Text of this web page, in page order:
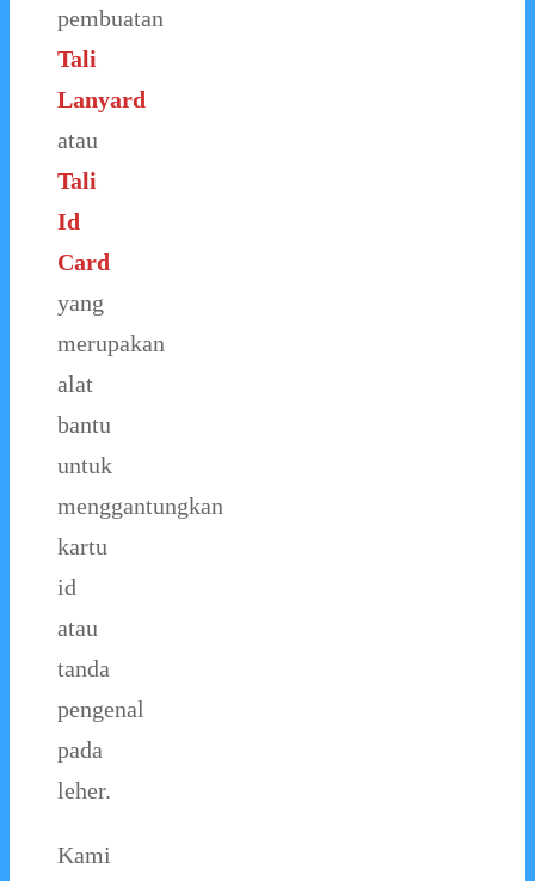
pembuatan
Tali
Lanyard
atau
Tali
Id
Card
yang
merupakan
alat
bantu
untuk
menggantungkan
kartu
id
atau
tanda
pengenal
pada
leher.
Kami